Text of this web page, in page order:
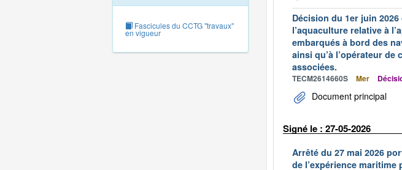
Fascicules du CCTG "travaux"
en vigueur
Décision du 1er juin
l’aquaculture relative à
embarqués à bord des
ainsi qu’à l’opérateur
associées.
TECM2614660S Mer
Document principal
Signé le : 27-05-2026
Arrêté du 27 mai 2026
de l’expérience maritime